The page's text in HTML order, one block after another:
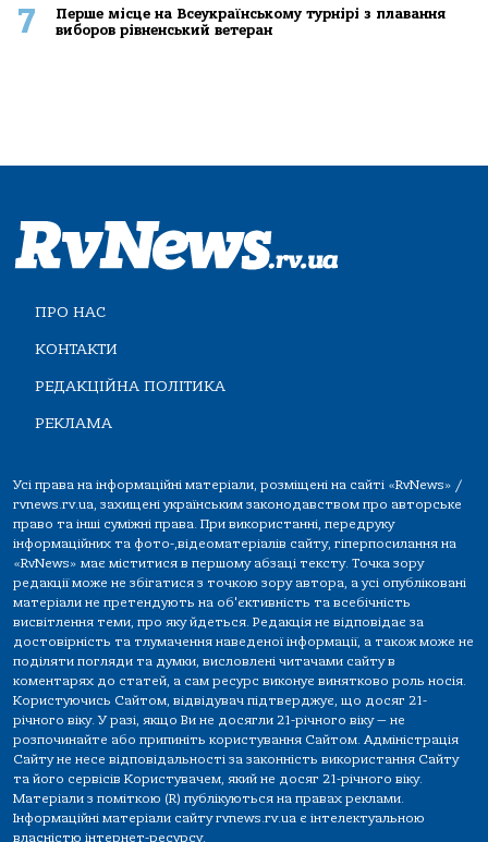
7
Перше місце на Всеукраїнському турнірі з плавання
виборов рівненський ветеран
ПРО НАС
КОНТАКТИ
РЕДАКЦІЙНА ПОЛІТИКА
РЕКЛАМА
Усі права на інформаційні матеріали, розміщені на сайті «RvNews» /
rvnews.rv.ua, захищені українським законодавством про авторське
право та інші суміжні права. При використанні, передруку
інформаційних та фото-,відеоматеріалів сайту, гіперпосилання на
«RvNews» має міститися в першому абзаці тексту. Точка зору
редакції може не збігатися з точкою зору автора, а усі опубліковані
матеріали не претендують на об'єктивність та всебічність
висвітлення теми, про яку йдеться. Редакція не відповідає за
достовірність та тлумачення наведеної інформації, а також може не
поділяти погляди та думки, висловлені читачами сайту в
коментарях до статей, а сам ресурс виконує винятково роль носія.
Користуючись Сайтом, відвідувач підтверджує, що досяг 21-
річного віку. У разі, якщо Ви не досягли 21-річного віку — не
розпочинайте або припиніть користування Сайтом. Адміністрація
Сайту не несе відповідальності за законність використання Сайту
та його сервісів Користувачем, який не досяг 21-річного віку.
Матеріали з поміткою (R) публікуються на правах реклами.
Інформаційні матеріали сайту rvnews.rv.ua є інтелектуальною
власністю інтернет-ресурсу.